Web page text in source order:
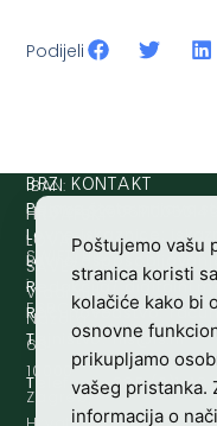
Podijeli
HRVATSKI
LOVAČKI
SAVEZ
Vladimira
Nazora
63
10000
Zagreb,
IBAN:
HR8124020061100501497
SWIFT/BIC
:
ESBCHR22
BRZI KONTAKT
Prijava štete:
Lovne iskaznice:
Lovno osposobljavanje:
Redakcija/ digitalni
Računovodstvo:
Tajništvo:
rh.sl
@slh
Telefon: +385 (0)1 48
Poštujemo vašu
stranica koristi
kolačiće kako bi
osnovne
prikupljamo
vašeg pristanka.
informacija o